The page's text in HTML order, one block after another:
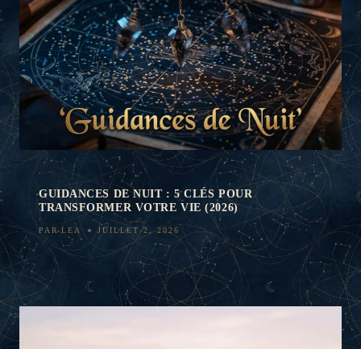
GUIDANCES DE NUIT : 5 CLÉS POUR
TRANSFORMER VOTRE VIE (2026)
PAR LEA JUILLET 2, 2026